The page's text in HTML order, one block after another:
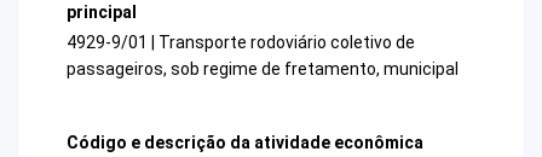
principal
4929-9/01 | Transporte rodoviário coletivo de
passageiros, sob regime de fretamento, municipal
Código e descrição da atividade econômica